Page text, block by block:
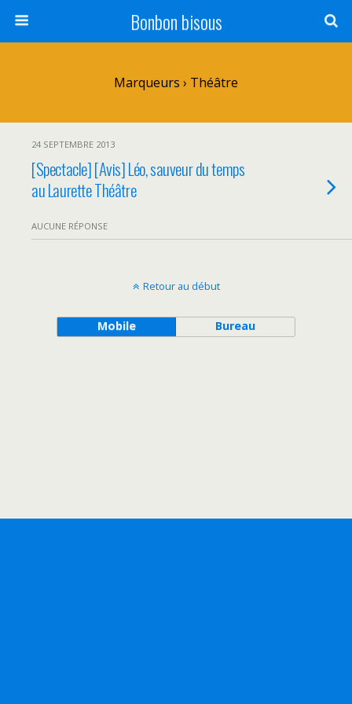
Bonbon bisous
Marqueurs › Théâtre
24 SEPTEMBRE 2013
[Spectacle] [Avis] Léo, sauveur du temps
au Laurette Théâtre
AUCUNE RÉPONSE
Retour au début
Mobile Bureau